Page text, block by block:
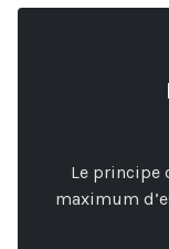
Le principe
maximum